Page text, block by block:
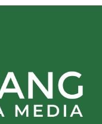
pendidikan.
berkualitas,